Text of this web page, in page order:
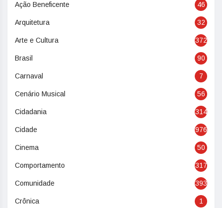
Ação Beneficente 46
Arquitetura 32
Arte e Cultura 372
Brasil 90
Carnaval 7
Cenário Musical 56
Cidadania 314
Cidade 976
Cinema 50
Comportamento 317
Comunidade 393
Crônica 1